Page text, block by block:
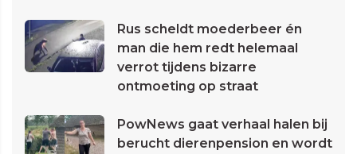
Rus scheldt moederbeer én
man die hem redt helemaal
verrot tijdens bizarre
ontmoeting op straat
PowNews gaat verhaal halen bij
berucht dierenpension en wordt